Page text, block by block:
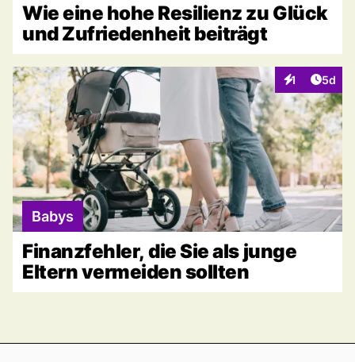
Wie eine hohe Resilienz zu Glück
und Zufriedenheit beiträgt
1
Interaktionen
5d
Babys
Finanzfehler, die Sie als junge
Eltern vermeiden sollten